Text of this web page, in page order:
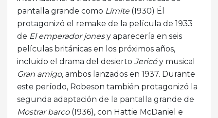
pantalla grande como Límite (1930) Él
protagonizó el remake de la película de 1933
de El emperador jonesy aparecería en seis
películas británicas en los próximos años,
incluido el drama del desierto Jericóy musical
Gran amigo, ambos lanzados en 1937. Durante
este período, Robeson también protagonizó la
segunda adaptación de la pantalla grande de
Mostrar barco(1936), con Hattie McDaniel e